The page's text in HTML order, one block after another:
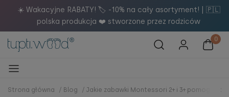
| 🇵🇱
Dołącz do naszego newslettera i otrzymaj 5%
zakupy! 🚀
Strona główna / Blog / Jakie zabawki Montessori 2+ i 3+ pomogą